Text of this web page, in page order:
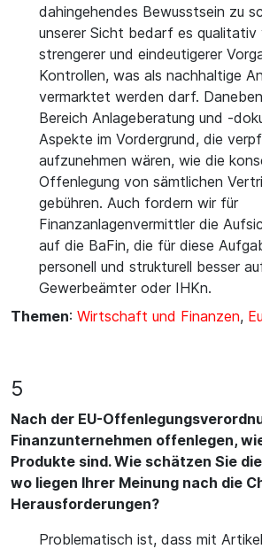
dahingehendes Bewusstsein zu
unserer Sicht bedarf es qualitativ
strengerer und eindeutigerer
Kontrollen, was als nachhaltige
vermarktet werden darf.
Bereich Anlageberatung und -
Aspekte im Vordergrund, die
aufzunehmen wären, wie die
Offenlegung von sämtlichen
gebühren. Auch fordern wir für
Finanzanlagenvermittler die
auf die BaFin, die für diese
personell und strukturell besser
Gewerbeämter oder IHKn.
Themen: Wirtschaft und Finanzen,
5
Nach der EU-
Finanzunternehmen offenlegen,
Produkte sind. Wie schätzen Sie
wo liegen Ihrer Meinung nach die
Herausforderungen?
Problematisch ist, dass mit